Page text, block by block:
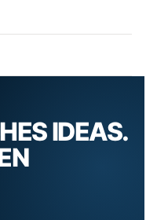
IDEAS.